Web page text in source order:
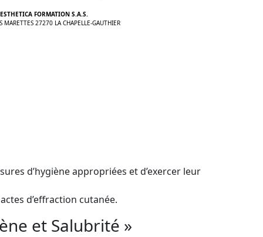
FORMATION S.A.S.
27270 LA CHAPELLE-GAUTHIER
d’hygiène appropriées et d’exercer leur
d’effraction cutanée.
et Salubrité »